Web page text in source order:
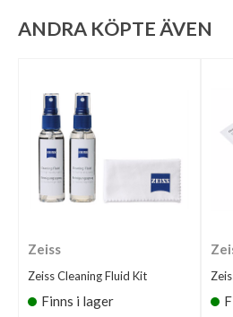
ANDRA KÖPTE ÄVEN
Zeiss
Zeiss Cleaning Fluid Kit
Finns i lager